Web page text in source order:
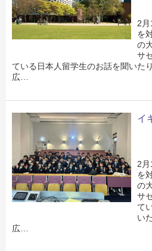
2
を
の
サ
ている日本人留学生のお話を聞いた
広…
イ
2
を
の
サ
て
い
広…